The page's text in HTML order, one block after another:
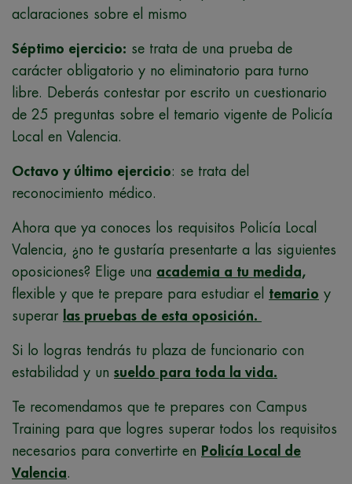
aclaraciones sobre el mismo
Séptimo ejercicio: se trata de una prueba de
carácter obligatorio y no eliminatorio para turno
libre. Deberás contestar por escrito un cuestionario
de 25 preguntas sobre el temario vigente de Policía
Local en Valencia.
Octavo y último ejercicio: se trata del
reconocimiento médico.
Ahora que ya conoces los requisitos Policía Local
Valencia, ¿no te gustaría presentarte a las siguientes
oposiciones? Elige una academia a tu medida,
flexible y que te prepare para estudiar el temario y
superar
las pruebas de esta oposición.
Si lo logras tendrás tu plaza de funcionario con
estabilidad y un sueldo para toda la vida.
Te recomendamos que te prepares con Campus
Training para que logres superar todos los requisitos
necesarios para convertirte en Policía Local de
Valencia.